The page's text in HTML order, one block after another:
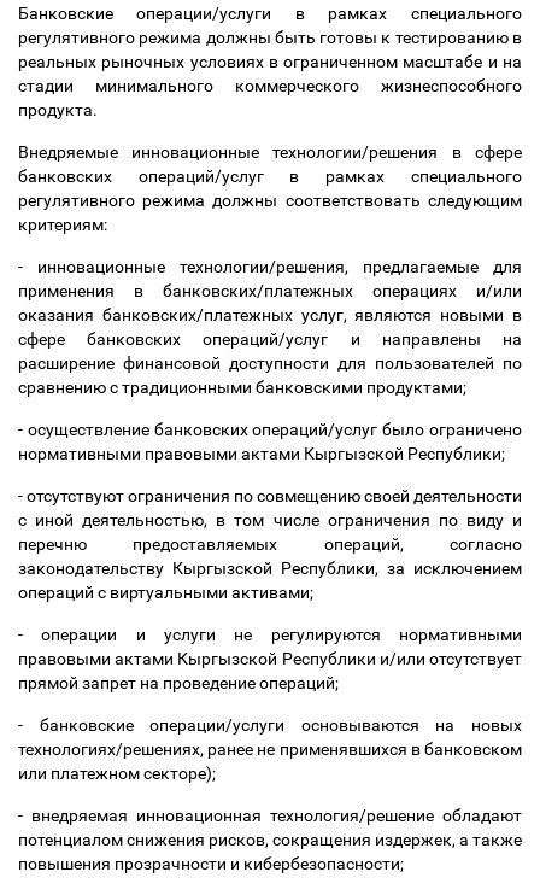
Банковские операции/услуги в рамках специального
регулятивного режима должны быть готовы к тестированию в
реальных рыночных условиях в ограниченном масштабе и на
стадии минимального коммерческого жизнеспособного
продукта.
Внедряемые инновационные технологии/решения в сфере
банковских операций/услуг в рамках специального
регулятивного режима должны соответствовать следующим
критериям:
- инновационные технологии/решения, предлагаемые для
применения в банковских/платежных операциях и/или
оказания банковских/платежных услуг, являются новыми в
сфере банковских операций/услуг и направлены на
расширение финансовой доступности для пользователей по
сравнению с традиционными банковскими продуктами;
- осуществление банковских операций/услуг было ограничено
нормативными правовыми актами Кыргызской Республики;
- отсутствуют ограничения по совмещению своей деятельности
с иной деятельностью, в том числе ограничения по виду и
перечню предоставляемых операций, согласно
законодательству Кыргызской Республики, за исключением
операций с виртуальными активами;
- операции и услуги не регулируются нормативными
правовыми актами Кыргызской Республики и/или отсутствует
прямой запрет на проведение операций;
- банковские операции/услуги основываются на новых
технологиях/решениях, ранее не применявшихся в банковском
или платежном секторе);
- внедряемая инновационная технология/решение обладают
потенциалом снижения рисков, сокращения издержек, а также
повышения прозрачности и кибербезопасности;